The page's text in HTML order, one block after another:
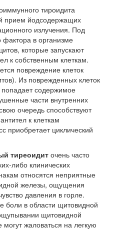
тироидита
прием йодсодержащих
излучения. Под
в организме
которые запускают
к собственным клеткам.
повреждение клеток
Из поврежденных клеток
содержимое
части внутренних
очередь способствуют
к клеткам
приобретает циклический
тиреоидит очень часто
либо клинических
относятся неприятные
железы, ощущения
давления в горле.
боли в области щитовидной
щитовидной
жаловаться на легкую